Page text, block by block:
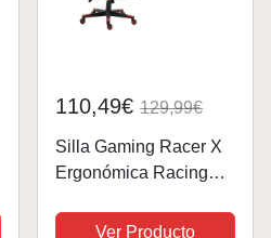
110,49€ 129,99€
Silla Gaming Racer X
Ergonómica Racing
Profesional
Ver Producto